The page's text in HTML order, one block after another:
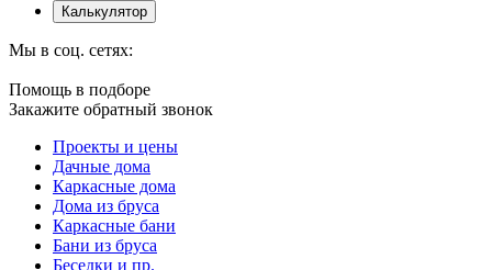
Калькулятор
Мы в соц. сетях:
Помощь в подборе
Закажите обратный звонок
Проекты и цены
Дачные дома
Каркасные дома
Дома из бруса
Каркасные бани
Бани из бруса
Беседки и пр.